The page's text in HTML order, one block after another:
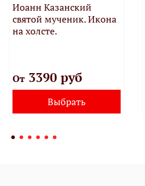
Иоанн Казанский
святой мученик. Икона
на холсте.
От3390 руб
Выбрать